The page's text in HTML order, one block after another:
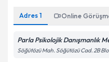
Adres 1 Online
Parla Psikolojik Danışmanlık
Söğütözü Mah. Söğütözü Cad. 2B